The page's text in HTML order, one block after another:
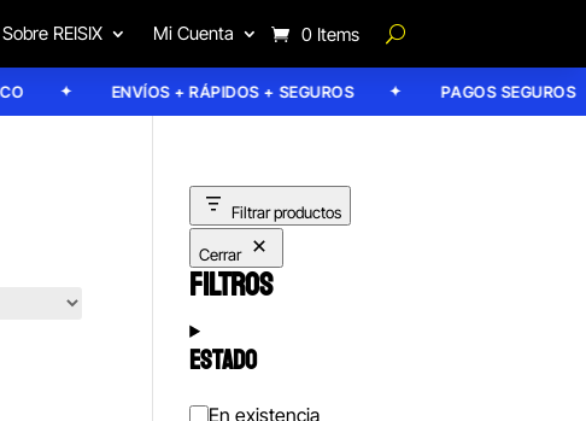
Sobre REISIX Mi Cuenta 0 Items
ENVÍOS + RÁPIDOS + SEGUROS PAGOS SEGUROS
Filtrar productos
Cerrar
FILTROS
ESTADO
Estado
En existencia